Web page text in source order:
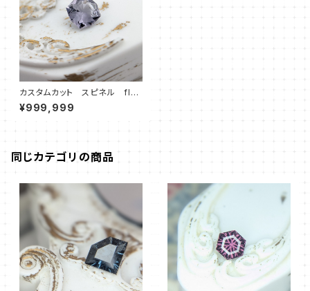
カスタムカット スピネル flo
wer
¥999,999
同じカテゴリの商品